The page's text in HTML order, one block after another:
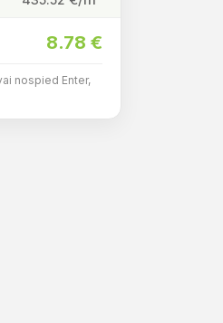
8.78 €
nospied Enter,